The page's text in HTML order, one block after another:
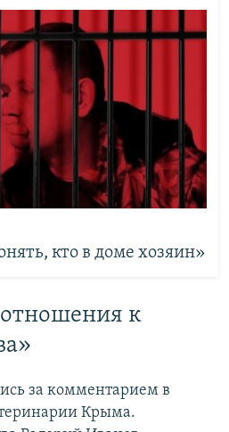
кто в доме хозяин»
к
за комментарием в
Крыма.